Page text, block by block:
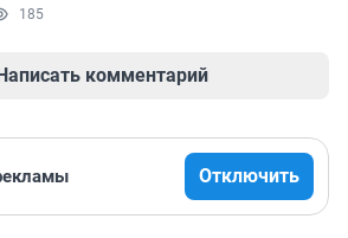
185
комментарий
Отключить